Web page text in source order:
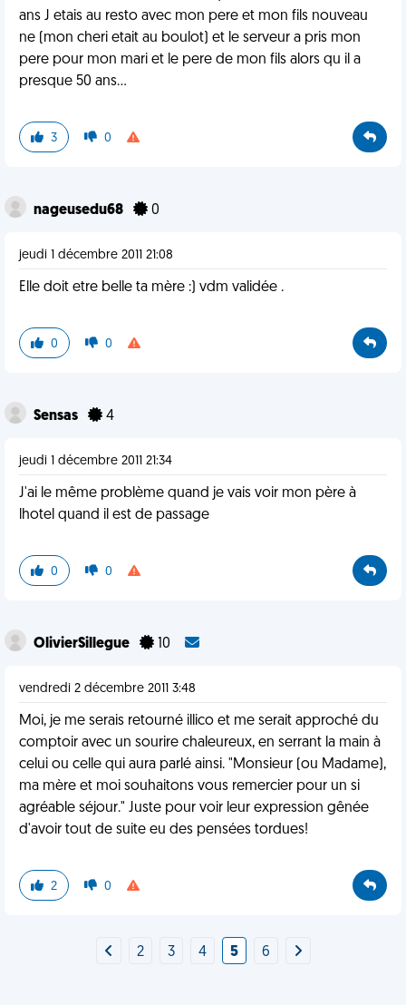
ans J etais au resto avec mon pere et mon fils nouveau
ne (mon cheri etait au boulot) et le serveur a pris mon
pere pour mon mari et le pere de mon fils alors qu il a
presque 50 ans...
3 0
nageusedu68 0
jeudi 1 décembre 2011 21:08
Elle doit etre belle ta mère :) vdm validée .
0 0
Sensas 4
jeudi 1 décembre 2011 21:34
J'ai le même problème quand je vais voir mon père à
lhotel quand il est de passage
0 0
OlivierSillegue 10
vendredi 2 décembre 2011 3:48
Moi, je me serais retourné illico et me serait approché du
comptoir avec un sourire chaleureux, en serrant la main à
celui ou celle qui aura parlé ainsi. "Monsieur (ou Madame),
ma mère et moi souhaitons vous remercier pour un si
agréable séjour." Juste pour voir leur expression gênée
d'avoir tout de suite eu des pensées tordues!
2 0
2 3 4 5 6